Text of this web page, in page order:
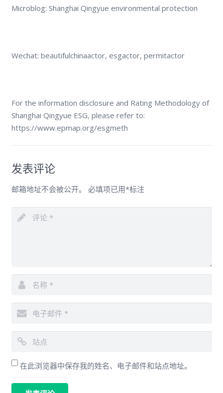
Microblog: Shanghai Qingyue environmental protection
Wechat: beautifulchinaactor, esgactor, permitactor
For the information disclosure and Rating Methodology of
Shanghai Qingyue ESG, please refer to:
https://www.epmap.org/esgmeth
发表评论
邮箱地址不会被公开。 必填项已用*标注
在此浏览器中保存我的姓名、电子邮件和站点地址。